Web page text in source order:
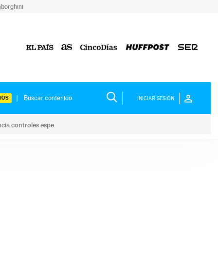
INICIAR SESIÓN
controles espe